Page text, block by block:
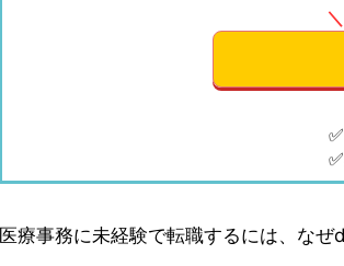
医療事務に未経験で転職するには、な